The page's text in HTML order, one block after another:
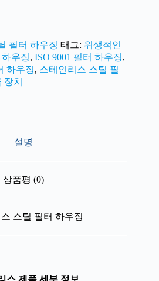
필터 하우징 태그: 위생적인
우징, ISO 9001 필터 하우징,
하우징, 스테인리스 스틸 필
치
설명
상품평 (0)
스틸 필터 하우징
스 제품 세부 정보